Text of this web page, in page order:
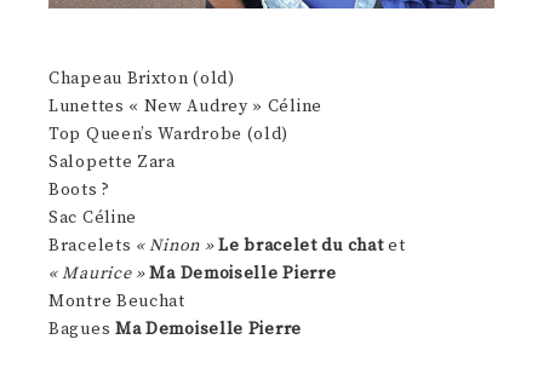
Chapeau Brixton (old)
Lunettes « New Audrey » Céline
Top Queen’s Wardrobe (old)
Salopette Zara
Boots ?
Sac Céline
Bracelets « Ninon » Le bracelet du chatet
« Maurice » Ma Demoiselle Pierre
Montre Beuchat
Bagues Ma Demoiselle Pierre